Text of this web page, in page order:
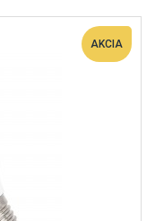
AKCIA